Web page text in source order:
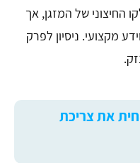
החיצוני של המזגן, אך
מקצועי. ניסיון לפרק
את צריכת